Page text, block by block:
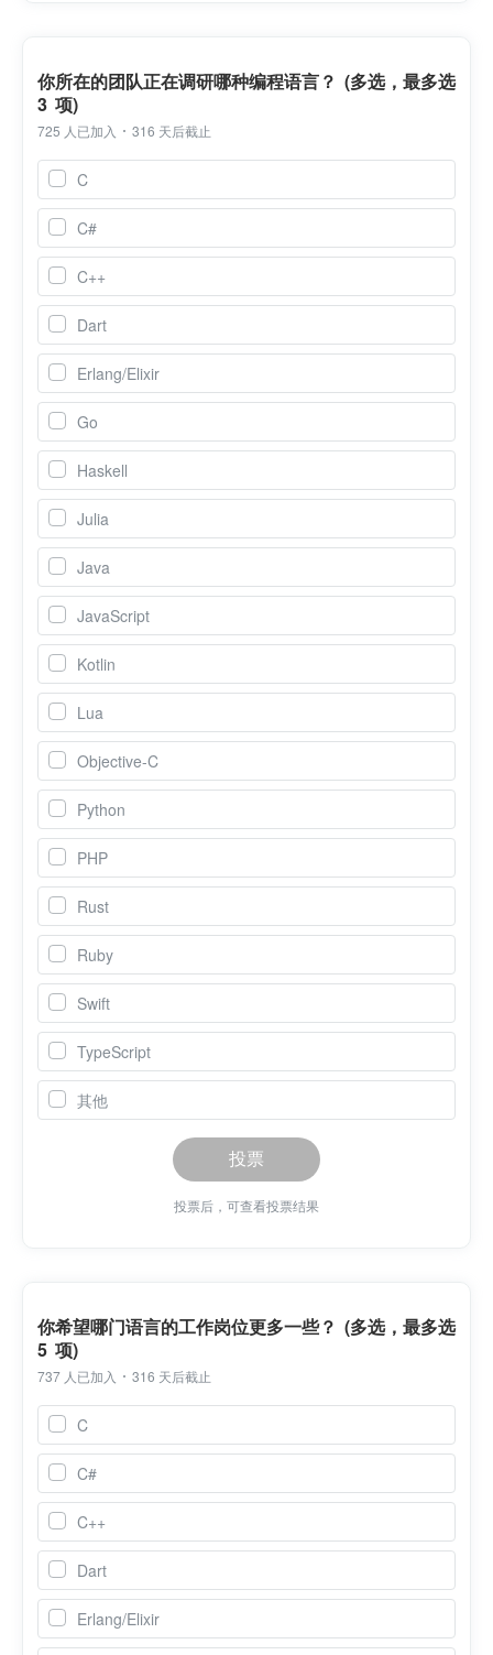
你所在的团队正在调研哪种编程语言？ (多选，最多选
3 项)
725 人已加入 316 天后截止
C
C#
C++
Dart
Erlang/Elixir
Go
Haskell
Julia
Java
JavaScript
Kotlin
Lua
Objective-C
Python
PHP
Rust
Ruby
Swift
TypeScript
其他
投票
投票后，可查看投票结果
你希望哪门语言的工作岗位更多一些？ (多选，最多选
5 项)
737 人已加入 316 天后截止
C
C#
C++
Dart
Erlang/Elixir